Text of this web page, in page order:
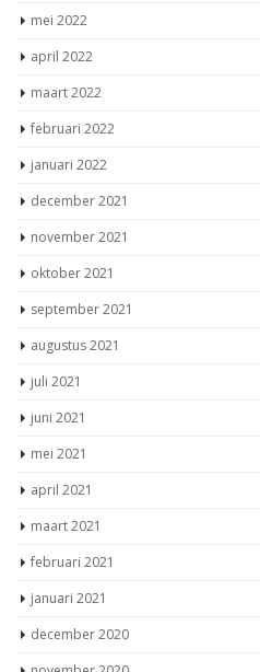
mei 2022
april 2022
maart 2022
februari 2022
januari 2022
december 2021
november 2021
oktober 2021
september 2021
augustus 2021
juli 2021
juni 2021
mei 2021
april 2021
maart 2021
februari 2021
januari 2021
december 2020